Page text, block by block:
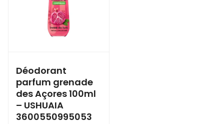
Déodorant
parfum grenade
des Açores 100ml
– USHUAIA
3600550995053